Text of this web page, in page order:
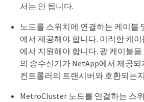
서는 안 됩니다.
노드를 스위치에 연결하는 케이블
에서 제공해야 합니다. 이러한 케
에서 지원해야 합니다. 광 케이블
의 송수신기가 NetApp에서 제공되
컨트롤러의 트랜시버와 호환되는
MetroCluster 노드를 연결하는 스